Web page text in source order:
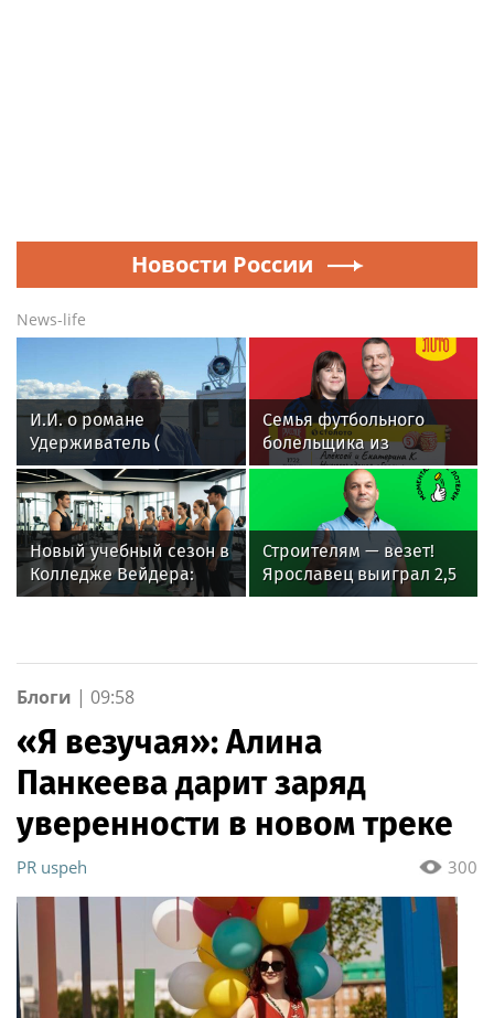
Новости России
News-life
И.И. о романе
Удерживатель (
Удерживающий сейчас
) русского вологодского
писателя и поэта
Андрея Малышева (
роман опубликован в
2016 г. )
Семья футбольного
болельщика из
Нижегородской
области выиграла 1
млн рублей в лотерею
«Русское лото»
Новый учебный сезон в
Колледже Вейдера:
стартовали очные
специалистов
индустрии здоровья
Строителям — везет!
Ярославец выиграл 2,5
млн рублей в лотерею
Блоги | 09:58
«Я везучая»: Алина
Панкеева дарит заряд
уверенности в новом треке
300
PR uspeh